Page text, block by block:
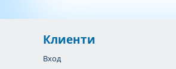
Клиенти
Вход